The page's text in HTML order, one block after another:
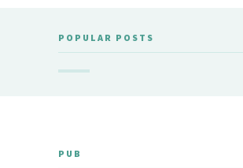
POPULAR POSTS
PUB